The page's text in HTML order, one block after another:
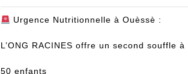
Urgence Nutritionnelle à Ouèssè :
L’ONG RACINES offre un second souffle à
50 enfants